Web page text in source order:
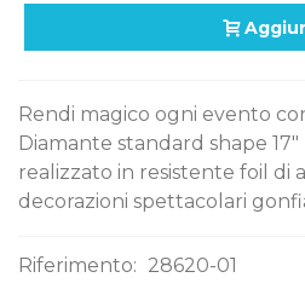
Rendi magico ogni evento
Diamante standard shape 17"
realizzato in resistente foil di
decorazioni spettacolari
Riferimento: 28620-01